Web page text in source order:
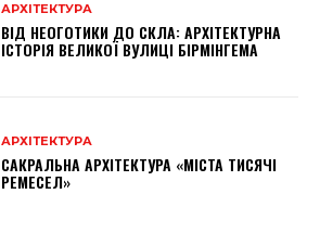
АРХІТЕКТУРА
ВІД НЕОГОТИКИ ДО СКЛА: АРХІТЕКТУРНА
ІСТОРІЯ ВЕЛИКОЇ ВУЛИЦІ БІРМІНГЕМА
АРХІТЕКТУРА
САКРАЛЬНА АРХІТЕКТУРА «МІСТА ТИСЯЧІ
РЕМЕСЕЛ»